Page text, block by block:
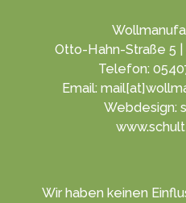
Otto-Hahn-Straße 5 |
Telefon:
Email:
Webdesign:
Wir haben keinen